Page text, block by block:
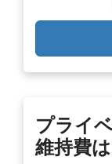
プライ
維持費